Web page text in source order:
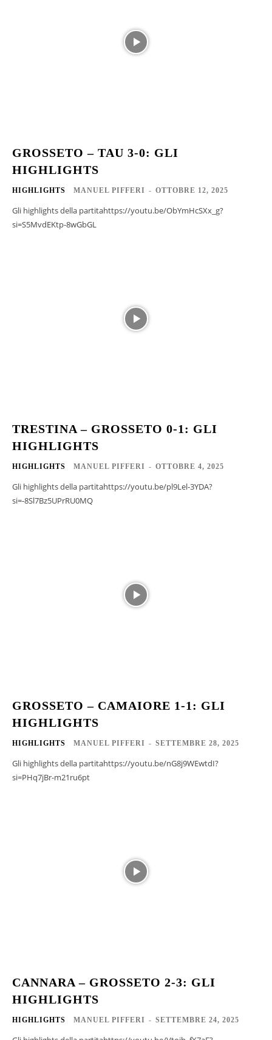
GROSSETO – TAU 3-0: GLI
HIGHLIGHTS
HIGHLIGHTS MANUEL PIFFERI - OTTOBRE 12, 2025
Gli highlights della partitahttps://youtu.be/ObYmHcSXx_g?
si=S5MvdEKtp-8wGbGL
TRESTINA – GROSSETO 0-1: GLI
HIGHLIGHTS
HIGHLIGHTS MANUEL PIFFERI - OTTOBRE 4, 2025
Gli highlights della partitahttps://youtu.be/pl9Lel-3YDA?
si=-8Sl7Bz5UPrRU0MQ
GROSSETO – CAMAIORE 1-1: GLI
HIGHLIGHTS
HIGHLIGHTS MANUEL PIFFERI - SETTEMBRE 28, 2025
Gli highlights della partitahttps://youtu.be/nG8j9WEwtdI?
si=PHq7jBr-m21ru6pt
CANNARA – GROSSETO 2-3: GLI
HIGHLIGHTS
HIGHLIGHTS MANUEL PIFFERI - SETTEMBRE 24, 2025